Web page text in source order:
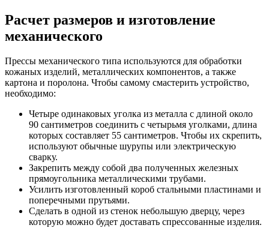
Расчет размеров и изготовление
механического
Прессы механического типа используются для обработки
кожаных изделий, металлических компонентов, а также
картона и поролона. Чтобы самому смастерить устройство,
необходимо:
Четыре одинаковых уголка из металла с длиной около
90 сантиметров соединить с четырьмя уголками, длина
которых составляет 55 сантиметров. Чтобы их скрепить,
используют обычные шурупы или электрическую
сварку.
Закрепить между собой два полученных железных
прямоугольника металлическими трубами.
Усилить изготовленный короб стальными пластинами и
поперечными прутьями.
Сделать в одной из стенок небольшую дверцу, через
которую можно будет доставать спрессованные изделия.